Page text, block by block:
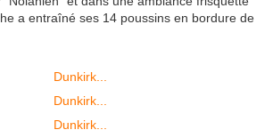
a entraîné ses 14 poussins en bordure de